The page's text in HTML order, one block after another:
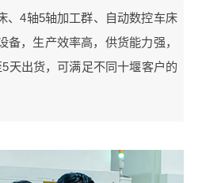
、4轴5轴加工群、自动数控车床
备，生产效率高，供货能力强，
天出货，可满足不同十堰客户的